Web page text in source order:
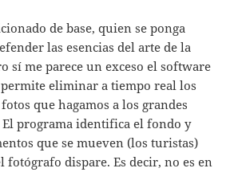
de base, quien se ponga
las esencias del arte de la
sí me parece un exceso el software
eliminar a tiempo real los
que hagamos a los grandes
programa identifica el fondo y
que se mueven (los turistas)
fotógrafo dispare. Es decir, no es en